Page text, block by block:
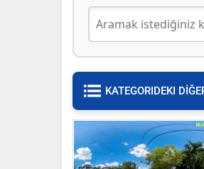
KATEGORIDEKI